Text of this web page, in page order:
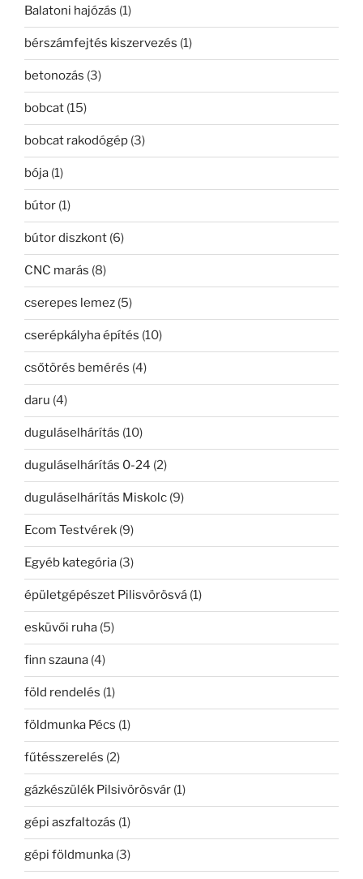
Balatoni hajózás (1)
bérszámfejtés kiszervezés (1)
betonozás (3)
bobcat (15)
bobcat rakodógép (3)
bója (1)
bútor (1)
bútor diszkont (6)
CNC marás (8)
cserepes lemez (5)
cserépkályha építés (10)
csőtörés bemérés (4)
daru (4)
duguláselhárítás (10)
duguláselhárítás 0-24 (2)
duguláselhárítás Miskolc (9)
Ecom Testvérek (9)
Egyéb kategória (3)
épületgépészet Pilisvörösvá (1)
esküvői ruha (5)
finn szauna (4)
föld rendelés (1)
földmunka Pécs (1)
fűtésszerelés (2)
gázkészülék Pilsivörösvár (1)
gépi aszfaltozás (1)
gépi földmunka (3)